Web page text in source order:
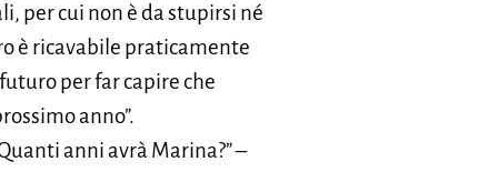
per cui non è da stupirsi né
è ricavabile praticamente
per far capire che
anno”.
anni avrà Marina?” –